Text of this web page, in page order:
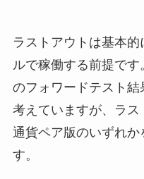
ラストアウトは基本
ルで稼働する前提で
のフォワードテスト結
考えていますが、ラ
通貨ペア版のいずれ
す。